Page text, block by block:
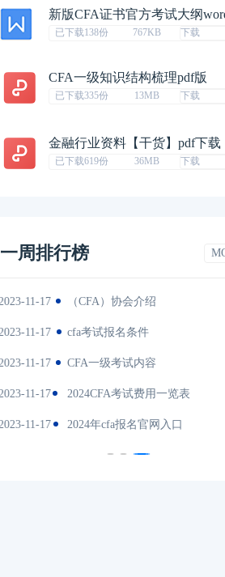
新版CFA证书官方考试大纲
已下载138份 767KB 下载
CFA一级知识结构梳理pdf版
已下载335份 13MB 下载
金融行业资料【干货】pdf下载
已下载619份 36MB 下载
一周排行榜
（CFA）协会介绍
cfa考试报名条件
CFA一级考试内容
2024CFA考试费用一览表
2024年cfa报名官网入口